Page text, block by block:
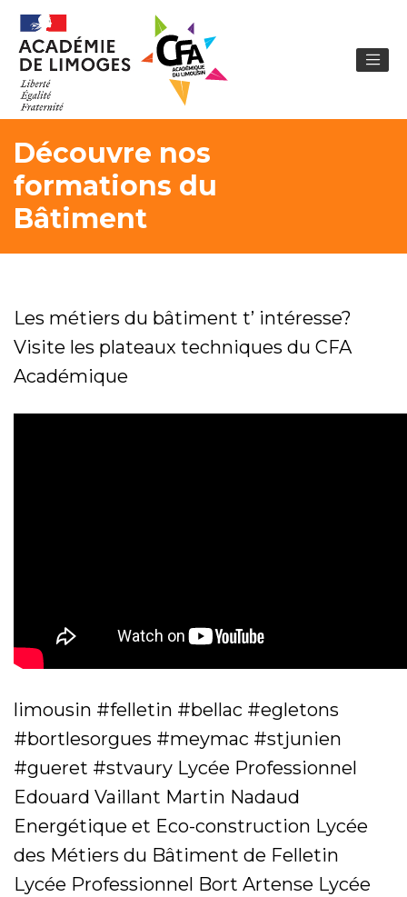
Découvre nos
formations du
Bâtiment
Les métiers du bâtiment t’ intéresse?
Visite les plateaux techniques du CFA
Académique
limousin #felletin #bellac #egletons
#bortlesorgues #meymac #stjunien
#gueret #stvaury Lycée Professionnel
Edouard Vaillant Martin Nadaud
Energétique et Eco-construction Lycée
des Métiers du Bâtiment de Felletin
Lycée Professionnel Bort Artense Lycée